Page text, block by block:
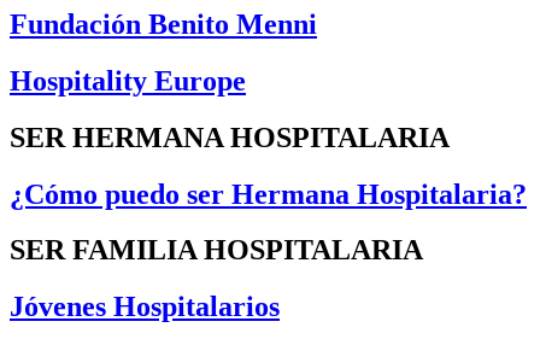
Fundación Benito Menni
Hospitality Europe
SER HERMANA HOSPITALARIA
¿Cómo puedo ser Hermana Hospitalaria?
SER FAMILIA HOSPITALARIA
Jóvenes Hospitalarios